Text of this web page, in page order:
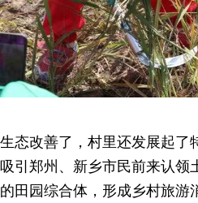
生态改善了，村里还发展起了
吸引郑州、新乡市民前来认领
的田园综合体，形成乡村旅游